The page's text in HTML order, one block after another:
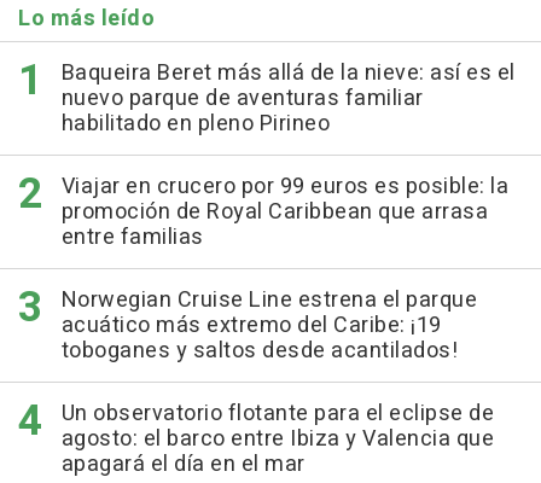
Lo más leído
Baqueira Beret más allá de la nieve: así es el
nuevo parque de aventuras familiar
habilitado en pleno Pirineo
Viajar en crucero por 99 euros es posible: la
promoción de Royal Caribbean que arrasa
entre familias
Norwegian Cruise Line estrena el parque
acuático más extremo del Caribe: ¡19
toboganes y saltos desde acantilados!
Un observatorio flotante para el eclipse de
agosto: el barco entre Ibiza y Valencia que
apagará el día en el mar